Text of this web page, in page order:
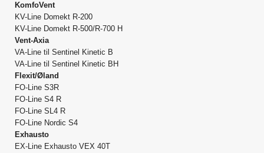
KomfoVent
KV-Line Domekt R-200
KV-Line Domekt R-500/R-700 H
Vent-Axia
VA-Line til Sentinel Kinetic B
VA-Line til Sentinel Kinetic BH
Flexit/Øland
FO-Line S3R
FO-Line S4 R
FO-Line SL4 R
FO-Line Nordic S4
Exhausto
EX-Line Exhausto VEX 40T